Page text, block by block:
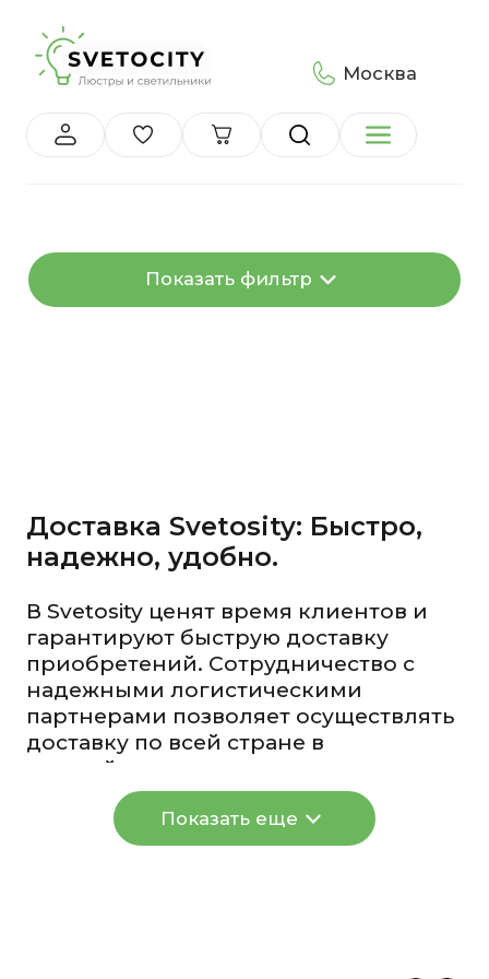
Москва
Показать фильтр
Доставка Svetosity: Быстро,
надежно, удобно.
В Svetosity ценят время клиентов и
гарантируют быструю доставку
приобретений. Сотрудничество с
надежными логистическими
партнерами позволяет осуществлять
доставку по всей стране в
кратчайшие сроки.
При оформлении покупки
предоставляется возможность
выбрать наиболее удобный способ
Показать еще